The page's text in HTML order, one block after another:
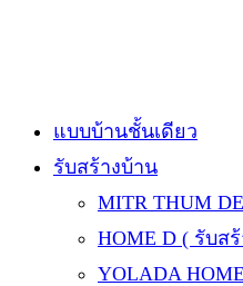
แบบบ้านชั้นเดียว
รับสร้างบ้าน
MITR THUM
HOME D ( รับส
YOLADA